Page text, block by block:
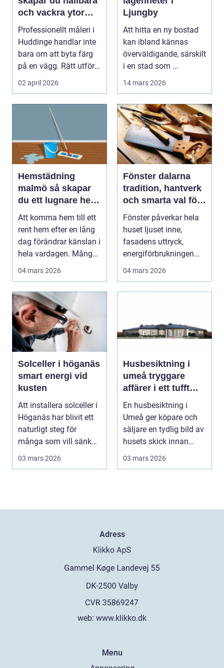
och vackra ytor
hemma
Professionellt måleri i
Huddinge handlar inte
bara om att byta färg
på en vägg. Rätt utfört
arbete s...
02 april 2026
Ljungby
Att hitta en ny bostad
kan ibland kännas
överväldigande, särskilt
i en stad som ...
14 mars 2026
Hemstädning
malmö så skapar
du ett lugnare hem
i vardagen
Att komma hem till ett
rent hem efter en lång
dag förändrar känslan i
hela vardagen. Många
som bor i...
04 mars 2026
Fönster dalarna
tradition, hantverk
och smarta val för
huset
Fönster påverkar hela
huset ljuset inne,
fasadens uttryck,
energiförbrukningen
och hur skönt du har...
04 mars 2026
Solceller i höganäs
smart energi vid
kusten
Att installera solceller i
Höganäs har blivit ett
naturligt steg för
många som vill sänka
sina elkos...
03 mars 2026
Husbesiktning i
umeå tryggare
affärer i ett tufft
klimat
En husbesiktning i
Umeå ger köpare och
säljare en tydlig bild av
husets skick innan
affären genomför...
03 mars 2026
Adress
web: www.klikko.dk
Menu